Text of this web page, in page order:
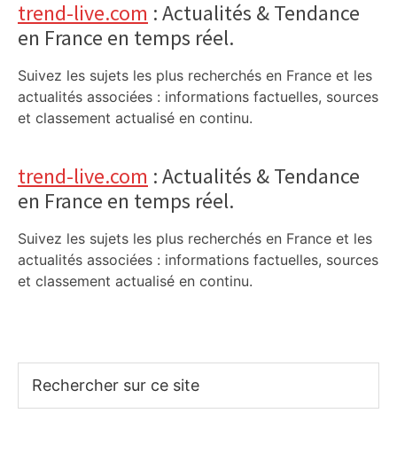
trend-live.com : Actualités & Tendance
en France en temps réel.
Suivez les sujets les plus recherchés en France et les
actualités associées : informations factuelles, sources
et classement actualisé en continu.
trend-live.com : Actualités & Tendance
en France en temps réel.
Suivez les sujets les plus recherchés en France et les
actualités associées : informations factuelles, sources
et classement actualisé en continu.
sur